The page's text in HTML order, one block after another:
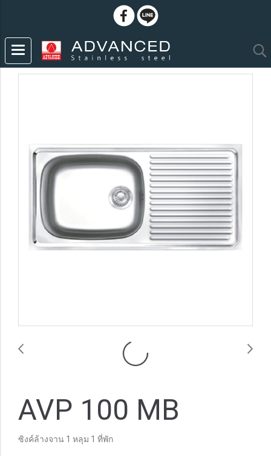
AVP 100 MB
ซิงค์ล้างจาน 1 หลุม 1 ที่พัก